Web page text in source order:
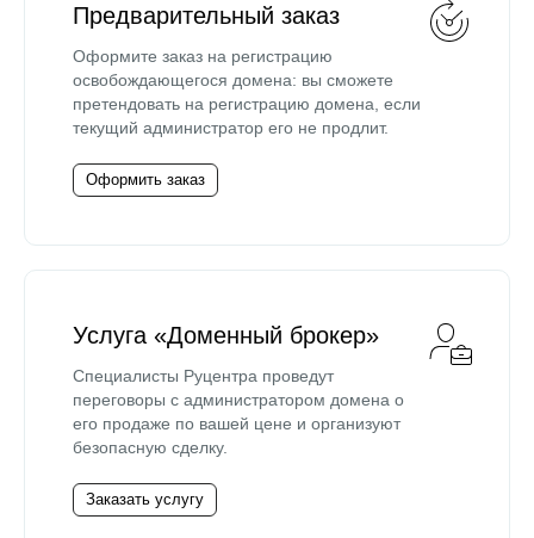
Предварительный заказ
Оформите заказ на регистрацию
освобождающегося домена: вы сможете
претендовать на регистрацию домена, если
текущий администратор его не продлит.
Оформить заказ
Услуга «Доменный брокер»
Специалисты Руцентра проведут
переговоры с администратором домена о
его продаже по вашей цене и организуют
безопасную сделку.
Заказать услугу